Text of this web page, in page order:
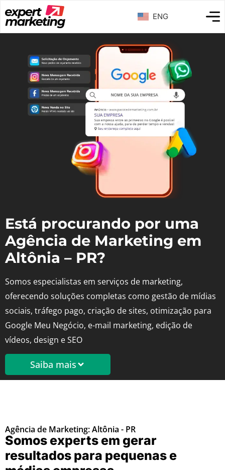
ENG
Está procurando por uma
Agência de Marketing em
Altônia – PR?
Somos especialistas em serviços de marketing,
oferecendo soluções completas como gestão de mídias
sociais, tráfego pago, criação de sites, otimização para
Google Meu Negócio, e-mail marketing, edição de
vídeos, design e SEO
Saiba mais
Agência de Marketing: Altônia - PR
Somos experts em gerar
resultados para pequenas e